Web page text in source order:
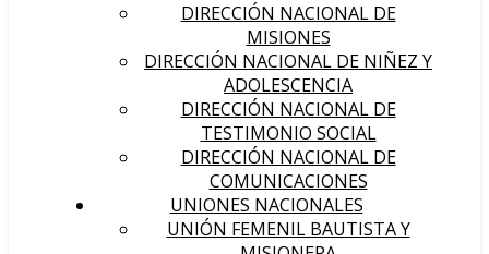
DIRECCIÓN NACIONAL DE
MISIONES
DIRECCIÓN NACIONAL DE NIÑEZ Y
ADOLESCENCIA
DIRECCIÓN NACIONAL DE
TESTIMONIO SOCIAL
DIRECCIÓN NACIONAL DE
COMUNICACIONES
UNIONES NACIONALES
UNIÓN FEMENIL BAUTISTA Y